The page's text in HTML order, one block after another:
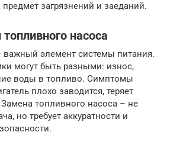
предмет загрязнений и заеданий.
насоса
элемент системы питания.
могут быть разными: износ,
воды в топливо. Симптомы
плохо заводится, теряет
топливного насоса – не
но требует аккуратности и